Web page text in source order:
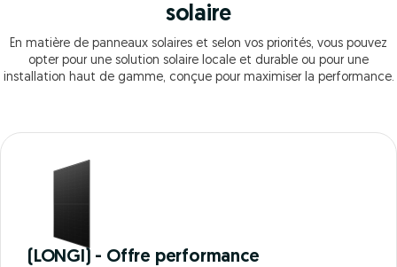
solaire
En matière de panneaux solaires et selon vos priorités, vous pouvez
opter pour une solution solaire locale et durable ou pour une
installation haut de gamme, conçue pour maximiser la performance.
(LONGI) - Offre performance